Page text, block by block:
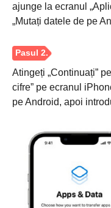
ajunge la ecranul
„Mutați datele de pe
Atingeți „Continuați”
cifre” pe ecranul
pe Android, apoi